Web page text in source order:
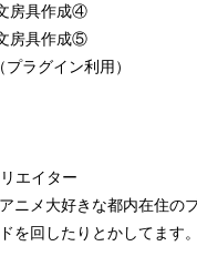
房具作成④
房具作成⑤
ラグイン利用）
エイター
ニメ大好きな都内在住の
を回したりとかしてます。